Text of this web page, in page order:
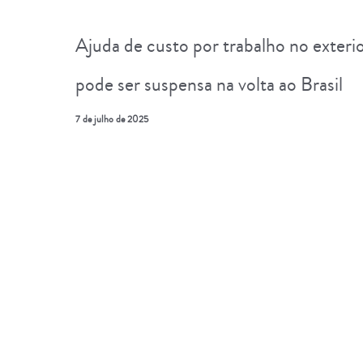
Ajuda de custo por trabalho no
pode ser suspensa na volta ao Brasil
7 de julho de 2025